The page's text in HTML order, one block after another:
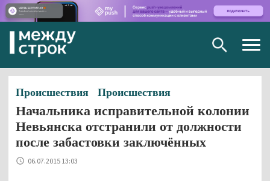
Происшествия Происшествия
Начальника исправительной колонии
Невьянска отстранили от должности
после забастовки заключённых
06.07.2015 13:03